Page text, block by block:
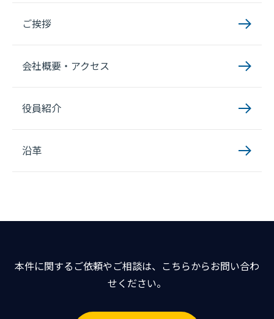
ご挨拶
会社概要・アクセス
役員紹介
沿革
本件に関するご依頼やご相談は、こちらからお問い合わ
せください。